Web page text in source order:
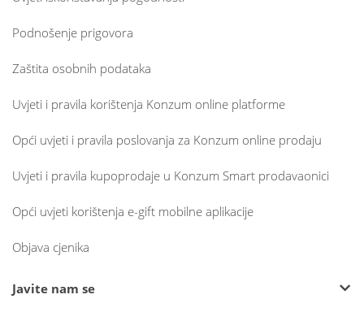
Podnošenje prigovora
Zaštita osobnih podataka
Uvjeti i pravila korištenja Konzum online platforme
Opći uvjeti i pravila poslovanja za Konzum online prodaju
Uvjeti i pravila kupoprodaje u Konzum Smart prodavaonici
Opći uvjeti korištenja e-gift mobilne aplikacije
Objava cjenika
Javite nam se